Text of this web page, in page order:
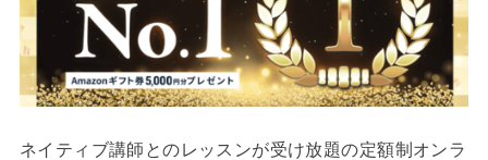
ネイティブ講師とのレッスンが受け放題の定額制オンラ